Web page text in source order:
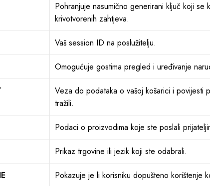
Pohranjuje nasumično generirani ključ koji se
krivotvorenih zahtjeva.
Vaš session ID na poslužitelju.
Omogućuje gostima pregled i uređivanje
Veza do podataka o vašoj košarici i povijesti
tražili.
Podaci o proizvodima koje ste poslali
Prikaz trgovine ili jezik koji ste odabrali.
Pokazuje je li korisniku dopušteno korištenje